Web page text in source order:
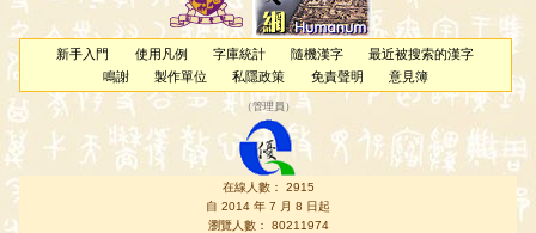
新手入門 使用凡例 字庫統計 隨機漢字
最近被搜索的漢字
鳴謝
製作單位 私隱政策 免責聲明 意見簿
（管理員 ）
在線人數： 2915
自 2014 年 7 月 8 日起
瀏覽人數： 80211974